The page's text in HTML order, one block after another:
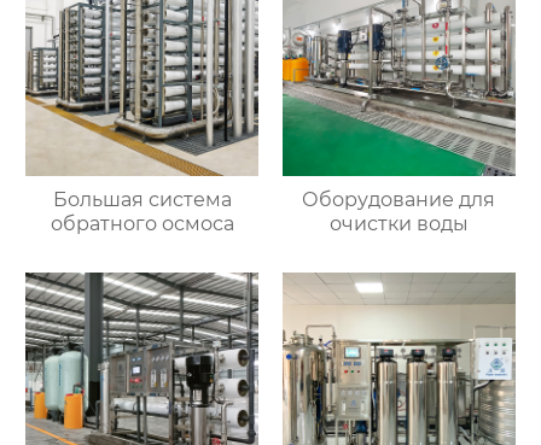
Большая система
обратного осмоса
Оборудование для
очистки воды